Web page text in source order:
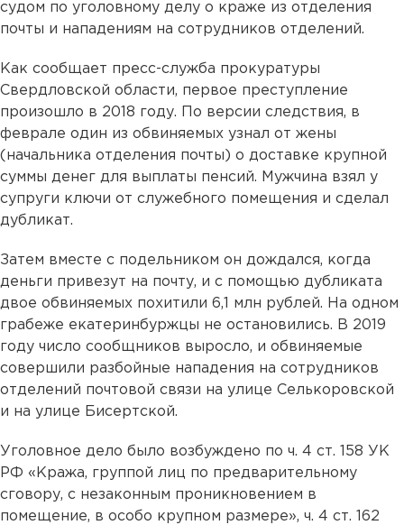
судом по уголовному делу о краже из отделения
почты и нападениям на сотрудников отделений.
Как сообщает пресс-служба прокуратуры
Свердловской области, первое преступление
произошло в 2018 году. По версии следствия, в
феврале один из обвиняемых узнал от жены
(начальника отделения почты) о доставке крупной
суммы денег для выплаты пенсий. Мужчина взял у
супруги ключи от служебного помещения и сделал
дубликат.
Затем вместе с подельником он дождался, когда
деньги привезут на почту, и с помощью дубликата
двое обвиняемых похитили 6,1 млн рублей. На одном
грабеже екатеринбуржцы не остановились. В 2019
году число сообщников выросло, и обвиняемые
совершили разбойные нападения на сотрудников
отделений почтовой связи на улице Селькоровской
и на улице Бисертской.
Уголовное дело было возбуждено по ч. 4 ст. 158 УК
РФ «Кража, группой лиц по предварительному
сговору, с незаконным проникновением в
помещение, в особо крупном размере», ч. 4 ст. 162